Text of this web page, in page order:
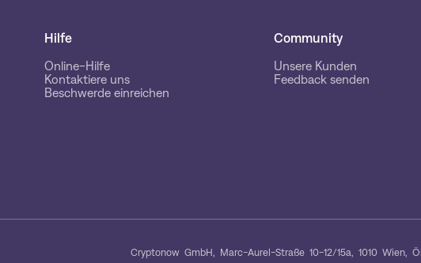
Hilfe
Online-Hilfe
Kontaktiere uns
Beschwerde einreichen
Community
Unsere Kunden
Feedback senden
Cryptonow GmbH, Marc-Aurel-Straße 10-12/15a, 1010